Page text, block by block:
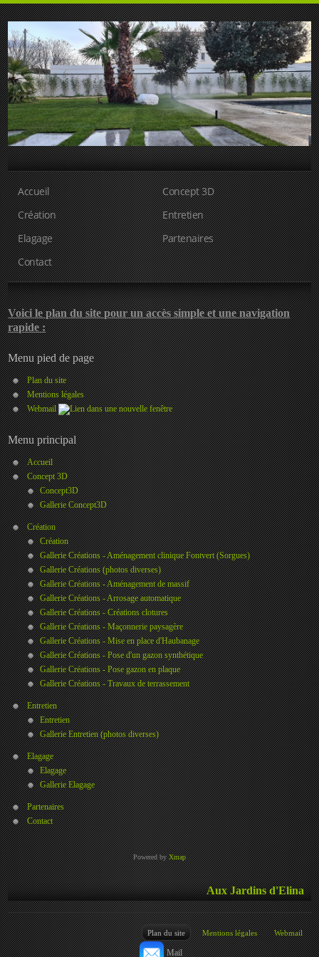
Accueil
Concept 3D
Création
Entretien
Elagage
Partenaires
Contact
Voici le plan du site pour un accès simple et une navigation
rapide :
Menu pied de page
Plan du site
Mentions légales
Webmail
Menu principal
Accueil
Concept 3D
Concept3D
Gallerie Concept3D
Création
Création
Gallerie Créations - Aménagement clinique Fontvert (Sorgues)
Gallerie Créations (photos diverses)
Gallerie Créations - Aménagement de massif
Gallerie Créations - Arrosage automatique
Gallerie Créations - Créations clotures
Gallerie Créations - Maçonnerie paysagère
Gallerie Créations - Mise en place d'Haubanage
Gallerie Créations - Pose d'un gazon synthétique
Gallerie Créations - Pose gazon en plaque
Gallerie Créations - Travaux de terrassement
Entretien
Entretien
Gallerie Entretien (photos diverses)
Elagage
Elagage
Gallerie Elagage
Partenaires
Contact
Powered byXmap
Aux Jardins d'Elina
Plan du site Mentions légales Webmail
Mail